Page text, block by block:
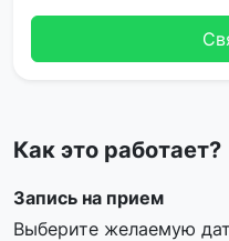
Как это работает?
Запись на прием
Выберите желаемую